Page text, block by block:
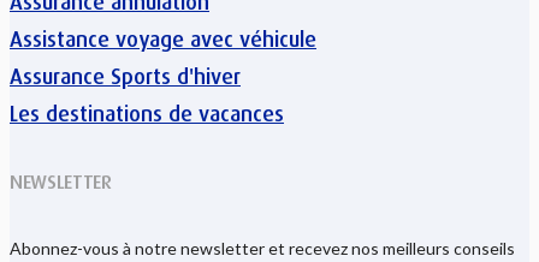
Assistance voyage avec véhicule
Assurance Sports d'hiver
Les destinations de vacances
NEWSLETTER
Abonnez-vous à notre newsletter et recevez nos meilleurs conseils